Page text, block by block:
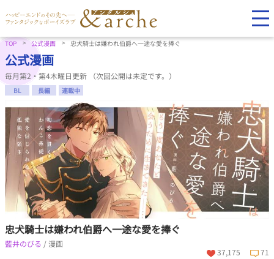
TOP 公式漫画 忠犬騎士は嫌われ伯爵へ一途な愛を捧ぐ
公式漫画
毎月第2・第4木曜日更新 （次回公開は未定です。）
BL 長編 連載中
忠犬騎士は嫌われ伯爵へ一途な愛を捧ぐ
藍井のびる / 漫画
37,175
71